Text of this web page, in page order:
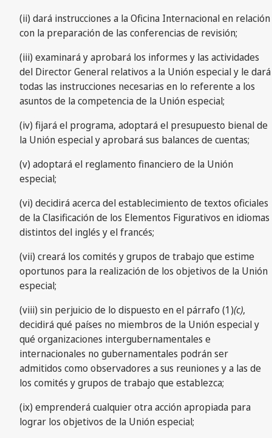
(ii) dará instrucciones a la Oficina Internacional en relación
con la preparación de las conferencias de revisión;
(iii) examinará y aprobará los informes y las actividades
del Director General relativos a la Unión especial y le dará
todas las instrucciones necesarias en lo referente a los
asuntos de la competencia de la Unión especial;
(iv) fijará el programa, adoptará el presupuesto bienal de
la Unión especial y aprobará sus balances de cuentas;
(v) adoptará el reglamento financiero de la Unión
especial;
(vi) decidirá acerca del establecimiento de textos oficiales
de la Clasificación de los Elementos Figurativos en idiomas
distintos del inglés y el francés;
(vii) creará los comités y grupos de trabajo que estime
oportunos para la realización de los objetivos de la Unión
especial;
(viii) sin perjuicio de lo dispuesto en el párrafo (1)(c),
decidirá qué países no miembros de la Unión especial y
qué organizaciones intergubernamentales e
internacionales no gubernamentales podrán ser
admitidos como observadores a sus reuniones y a las de
los comités y grupos de trabajo que establezca;
(ix) emprenderá cualquier otra acción apropiada para
lograr los objetivos de la Unión especial;